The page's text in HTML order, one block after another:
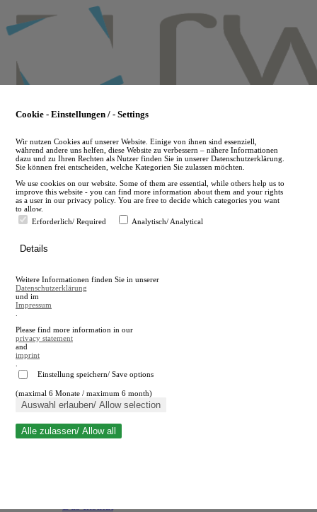
to
main
en
A
A
Suche schließen
Cookie - Einstellungen / - Settings
Wir nutzen Cookies auf unserer Website. Einige von ihnen sind essenziell,
während andere uns helfen, diese Website zu verbessern – nähere Informationen
dazu und zu Ihren Rechten als Nutzer finden Sie in unserer Datenschutzerklärung.
Sie können frei entscheiden, welche Kategorien Sie zulassen möchten.
We use cookies on our website. Some of them are essential, while others help us to
improve this website - you can find more information about them and your rights
as a user in our privacy policy. You are free to decide which categories you want
to allow.
Erforderlich/ Required
Analytisch/ Analytical
Details
Weitere Informationen finden Sie in unserer
Datenschutzerklärung
und im
Impressum
Please find more information in our
privacy statement
and
imprint
Einstellung speichern/ Save options
(maximal 6 Monate / maximum 6 month)
Auswahl erlauben/ Allow selection
Alle zulassen/ Allow all